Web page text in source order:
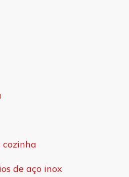
de aço inox